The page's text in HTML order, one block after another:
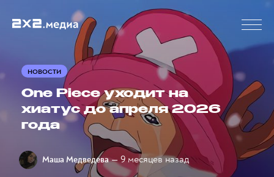
НОВОСТИ
One Piece уходит на
хиатус до апреля 2026
года
Маша Медведева — 9 месяцев назад